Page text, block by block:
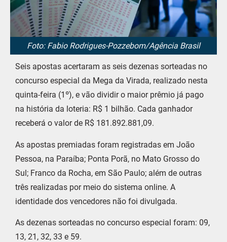
Foto: Fabio Rodrigues-Pozzebom/Agência Brasil
Seis apostas acertaram as seis dezenas sorteadas no
concurso especial da Mega da Virada, realizado nesta
quinta-feira (1º), e vão dividir o maior prêmio já pago
na história da loteria: R$ 1 bilhão. Cada ganhador
receberá o valor de R$ 181.892.881,09.
As apostas premiadas foram registradas em João
Pessoa, na Paraíba; Ponta Porã, no Mato Grosso do
Sul; Franco da Rocha, em São Paulo; além de outras
três realizadas por meio do sistema online. A
identidade dos vencedores não foi divulgada.
As dezenas sorteadas no concurso especial foram: 09,
13, 21, 32, 33 e 59.